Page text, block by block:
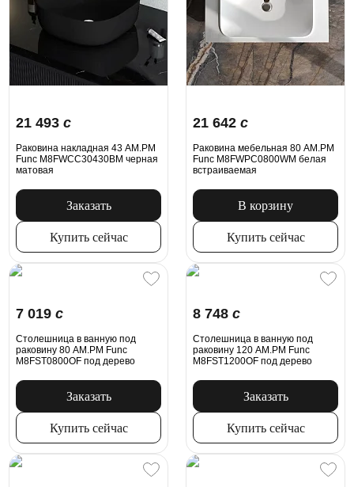
21 493 c
Раковина накладная 43 AM.PM
Func M8FWCC30430BM черная
матовая
Заказать
Купить сейчас
21 642 c
Раковина мебельная 80 AM.PM
Func M8FWPC0800WM белая
встраиваемая
В корзину
Купить сейчас
7 019 c
Столешница в ванную под
раковину 80 AM.PM Func
M8FST0800OF под дерево
Заказать
Купить сейчас
8 748 c
Столешница в ванную под
раковину 120 AM.PM Func
M8FST1200OF под дерево
Заказать
Купить сейчас